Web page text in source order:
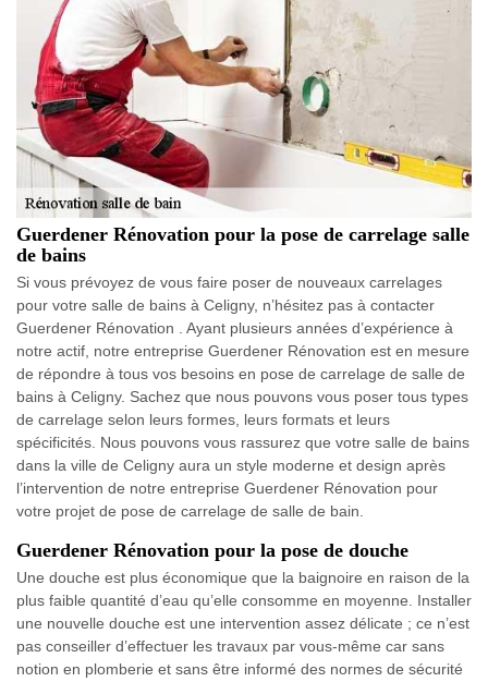
Guerdener Rénovation pour la pose de carrelage salle
de bains
Si vous prévoyez de vous faire poser de nouveaux carrelages
pour votre salle de bains à Celigny, n’hésitez pas à contacter
Guerdener Rénovation . Ayant plusieurs années d’expérience à
notre actif, notre entreprise Guerdener Rénovation est en mesure
de répondre à tous vos besoins en pose de carrelage de salle de
bains à Celigny. Sachez que nous pouvons vous poser tous types
de carrelage selon leurs formes, leurs formats et leurs
spécificités. Nous pouvons vous rassurez que votre salle de bains
dans la ville de Celigny aura un style moderne et design après
l’intervention de notre entreprise Guerdener Rénovation pour
votre projet de pose de carrelage de salle de bain.
Guerdener Rénovation pour la pose de douche
Une douche est plus économique que la baignoire en raison de la
plus faible quantité d’eau qu’elle consomme en moyenne. Installer
une nouvelle douche est une intervention assez délicate ; ce n’est
pas conseiller d’effectuer les travaux par vous-même car sans
notion en plomberie et sans être informé des normes de sécurité